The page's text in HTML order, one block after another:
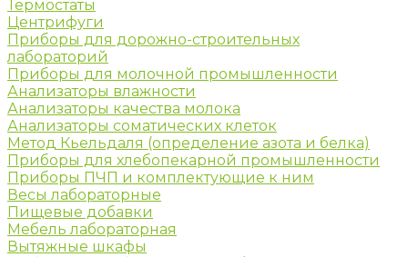
Термостаты
Центрифуги
Приборы для дорожно-строительных
лабораторий
Приборы для молочной промышленности
Анализаторы влажности
Анализаторы качества молока
Анализаторы соматических клеток
Метод Кьельдаля (определение азота и белка)
Приборы для хлебопекарной промышленности
Приборы ПЧП и комплектующие к ним
Весы лабораторные
Пищевые добавки
Мебель лабораторная
Вытяжные шкафы